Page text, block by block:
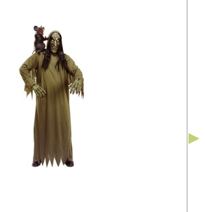
osobných údajov za účelom
som sa s
osobných údajov